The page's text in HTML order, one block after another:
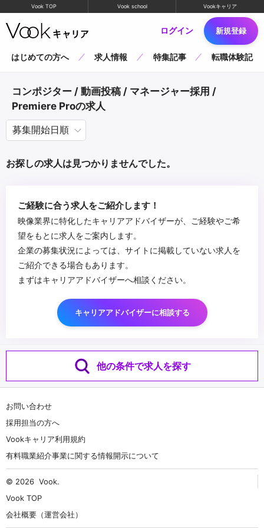
Vook TOP Vook school Vookキャリア
ログイン 新規登録
はじめての方へ 求人情報 特集記事 転職体験記
コンポジター / 動画投稿 / マネージャー採用 /
Premiere Proの求人
お探しの求人は見つかりませんでした。
ご経験に合う求人をご紹介します！
映像業界に特化したキャリアアドバイザーが、ご経験やご希
望をもとに求人をご案内します。
企業の募集状況によっては、サイトに掲載していない求人を
ご紹介できる場合もあります。
まずはキャリアアドバイザーへ相談ください。
キャリアアドバイザーに相談する
他の条件で求人を探す
お問い合わせ
採用担当の方へ
Vookキャリア利用規約
有料職業紹介事業に関する情報開示について
© 2026 Vook.
Vook TOP
会社概要（運営会社）